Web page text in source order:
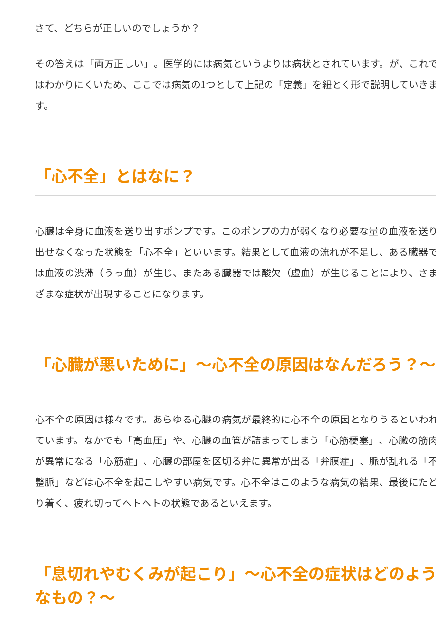
さて、どちらが正しいのでしょうか？
その答えは「両方正しい」。医学的には病気というよりは病状とされています。が、これ
はわかりにくいため、ここでは病気の1つとして上記の「定義」を紐とく形で説明していき
す。
「心不全」とはなに？
心臓は全身に血液を送り出すポンプです。このポンプの力が弱くなり必要な量の血液を送
出せなくなった状態を「心不全」といいます。結果として血液の流れが不足し、ある臓器
は血液の渋滞（うっ血）が生じ、またある臓器では酸欠（虚血）が生じることにより、さ
ざまな症状が出現することになります。
「心臓が悪いために」〜心不全の原因はなんだろう？〜
心不全の原因は様々です。あらゆる心臓の病気が最終的に心不全の原因となりうるといわ
ています。なかでも「高血圧」や、心臓の血管が詰まってしまう「心筋梗塞」、心臓の筋
が異常になる「心筋症」、心臓の部屋を区切る弁に異常が出る「弁膜症」、脈が乱れる「
整脈」などは心不全を起こしやすい病気です。心不全はこのような病気の結果、最後にた
り着く、疲れ切ってヘトヘトの状態であるといえます。
「息切れやむくみが起こり」〜心不全の症状はどのよ
なもの？〜